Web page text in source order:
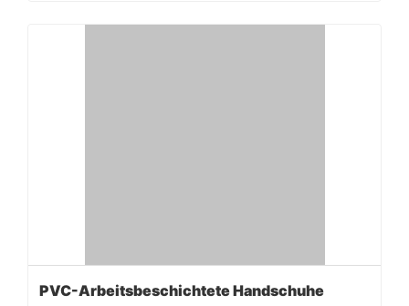
PVC-Arbeitsbeschichtete Handschuhe